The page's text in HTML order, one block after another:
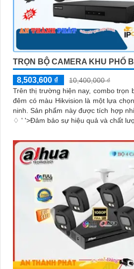
TRỌN BỘ CAMERA KHU PHỐ
8,503,600 ₫
10,400,000 ₫
Trên thị trường hiện nay, combo trọn
đêm có màu Hikvision là một lựa
ninh. Sản phẩm này được tích hợp nhiều công nghệ tiên tiến,
♢ ' '>Đảm bảo sự hiệu quả và